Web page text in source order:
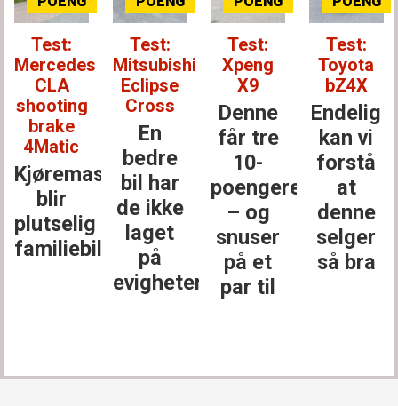
Test:
Mercedes
CLA
shooting
brake
4Matic
Kjøremaskinen
blir
plutselig
familiebil
Test:
Mitsubishi
Eclipse
Cross
En
bedre
bil har
de ikke
laget
på
evigheter
Test:
Xpeng
X9
Denne
får tre
10-
poengere
– og
snuser
på et
par til
Test:
Toyota
bZ4X
Endelig
kan vi
forstå
at
denne
selger
så bra